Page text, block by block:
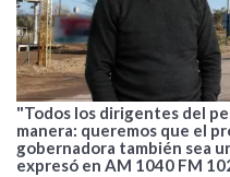
"Todos los dirigentes del
manera: queremos que el
gobernadora también sea
expresó en AM 1040 FM